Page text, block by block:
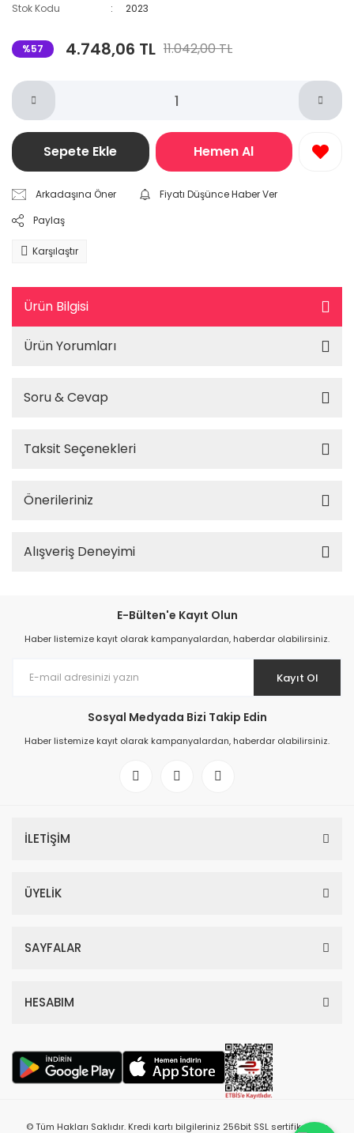
Stok Kodu
2023
%57 4.748,06 TL 11.042,00 TL
Sepete Ekle Hemen Al
Arkadaşına Öner
Fiyatı Düşünce Haber Ver
Paylaş
Karşılaştır
Ürün Bilgisi
Ürün Yorumları
Soru & Cevap
Taksit Seçenekleri
Önerileriniz
Alışveriş Deneyimi
E-Bülten'e Kayıt Olun
Haber listemize kayıt olarak kampanyalardan, haberdar olabilirsiniz.
Kayıt Ol
Sosyal Medyada Bizi Takip Edin
Haber listemize kayıt olarak kampanyalardan, haberdar olabilirsiniz.
İLETİŞİM
ÜYELİK
SAYFALAR
HESABIM
© Tüm Hakları Saklıdır. Kredi kartı bilgileriniz 256bit SSL sertifikası ile